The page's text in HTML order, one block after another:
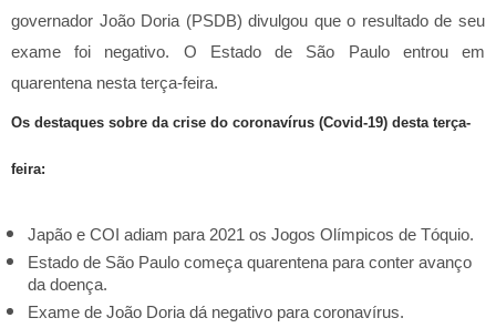
governador João Doria (PSDB) divulgou que o resultado de seu
exame foi negativo. O Estado de São Paulo entrou em
quarentena nesta terça-feira.
Os destaques sobre da crise do coronavírus (Covid-19) desta terça-
feira:
Japão e COI adiam para 2021 os Jogos Olímpicos de Tóquio.
Estado de São Paulo começa quarentena para conter avanço
da doença.
Exame de João Doria dá negativo para coronavírus.